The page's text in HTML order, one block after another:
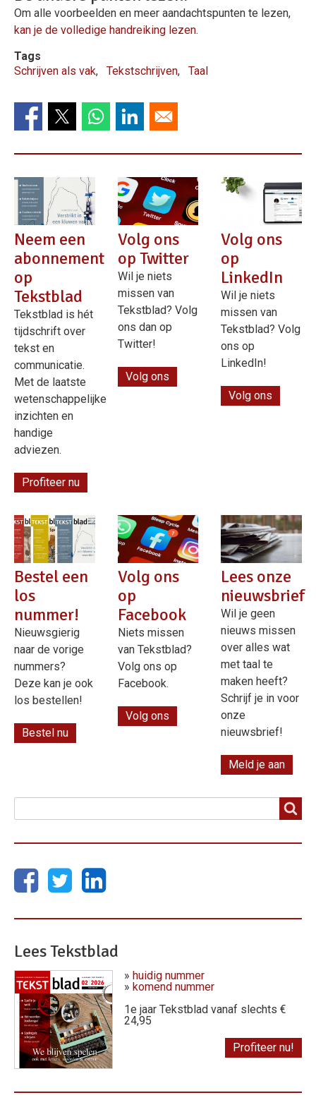
Om alle voorbeelden en meer aandachtspunten te lezen,
kan je de volledige handreiking lezen.
Tags
Schrijven als vak
Tekstschrijven Taal
Neem een
abonnement
op
Tekstblad
Tekstblad is hét
tijdschrift over
tekst en
communicatie.
Met de laatste
wetenschappelijke
inzichten en
handige
adviezen.
Profiteer nu
Volg ons
op Twitter
Wil je niets
missen van
Tekstblad? Volg
ons dan op
Twitter!
Volg ons
Volg ons
op
LinkedIn
Wil je niets
missen van
Tekstblad? Volg
ons op
LinkedIn!
Volg ons
Bestel een
los
nummer!
Nieuwsgierig
naar de vorige
nummers?
Deze kan je ook
los bestellen!
Bestel nu
Volg ons
op
Facebook
Niets missen
van Tekstblad?
Volg ons op
Facebook.
Volg ons
Lees onze
nieuwsbrief
Wil je geen
nieuws missen
over alles wat
met taal te
maken heeft?
Schrijf je in voor
onze
nieuwsbrief!
Meld je aan
Lees Tekstblad
» huidig nummer
» komend nummer
1e jaar Tekstblad vanaf slechts €
24,95
Profiteer nu!